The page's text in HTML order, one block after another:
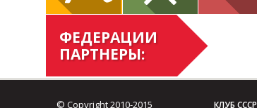
ФЕДЕРАЦИИ
ПАРТНЕРЫ:
© Copyright 2010-2015 КЛУБ СССР